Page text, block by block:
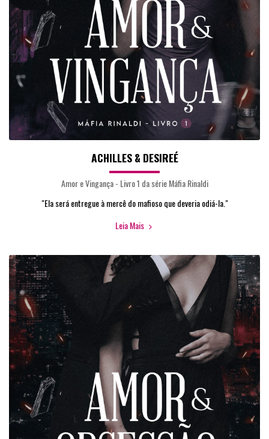
ACHILLES & DESIREÉ
Amor e Vingança - Livro 1 da série Máfia Rinaldi
"Ela será entregue à mercê do mafioso que deveria odiá-la."
Leia Mais